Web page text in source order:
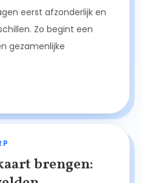
eerst afzonderlijk en
Zo begint een
gezamenlijke
brengen: